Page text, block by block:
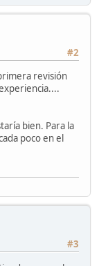
#2
revisión
bien. Para la
poco en el
#3